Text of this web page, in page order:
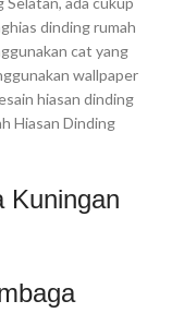
dinding rumah
cat yang
wallpaper
hiasan dinding
Hiasan Dinding